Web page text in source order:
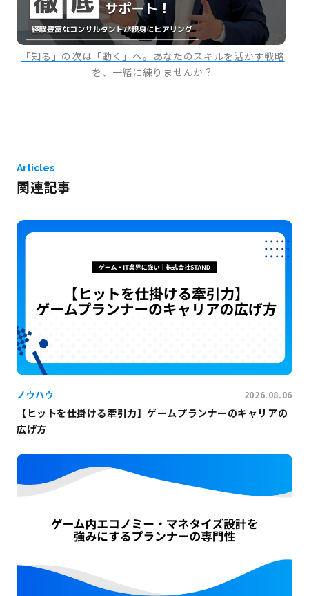
「知る」の次は「動く」へ。あなたのスキルを活かす戦略
を、一緒に練りませんか？
Articles
関連記事
ノウハウ 2026.08.06
【ヒットを仕掛ける牽引力】ゲームプランナーのキャリアの
広げ方